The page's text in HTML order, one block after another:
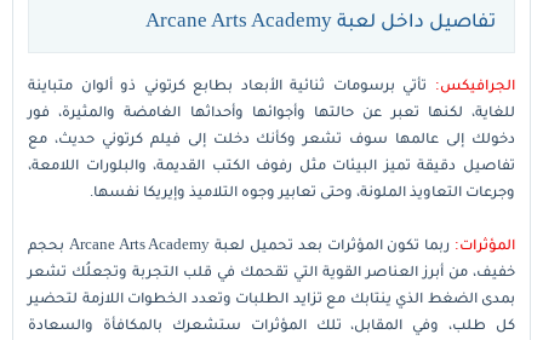
تفاصيل داخل لعبة Arcane Arts Academy
الجرافيكس: تأتي برسومات ثنائية الأبعاد بطابع كرتوني ذو ألوان متباينة
للغاية، لكنها تعبر عن حالتها وأجوائها وأحداثها الغامضة والمثيرة، فور
دخولك إلى عالمها سوف تشعر وكأنك دخلت إلى فيلم كرتوني حديث، مع
تفاصيل دقيقة تميز البيئات مثل رفوف الكتب القديمة، والبلورات اللامعة،
وجرعات التعاويذ الملونة، وحتى تعابير وجوه التلاميذ وإيريكا نفسها.
المؤثرات:
ربما تكون المؤثرات بعد تحميل لعبة Arcane Arts Academy بحجم
خفيف، من أبرز العناصر القوية التي تقحمك في قلب التجربة وتجعلُك تشعر
بمدى الضغط الذي ينتابك مع تزايد الطلبات وتعدد الخطوات اللازمة لتحضير
كل طلب، وفي المقابل، تلك المؤثرات ستشعرك بالمكافأة والسعادة